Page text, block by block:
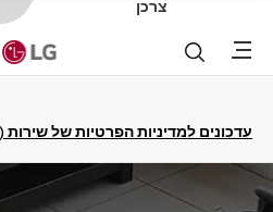
צרכן
Menu לחפש
עדכונים למדיניות הפרטיות של שירות LG Electronics (04/29/2026)